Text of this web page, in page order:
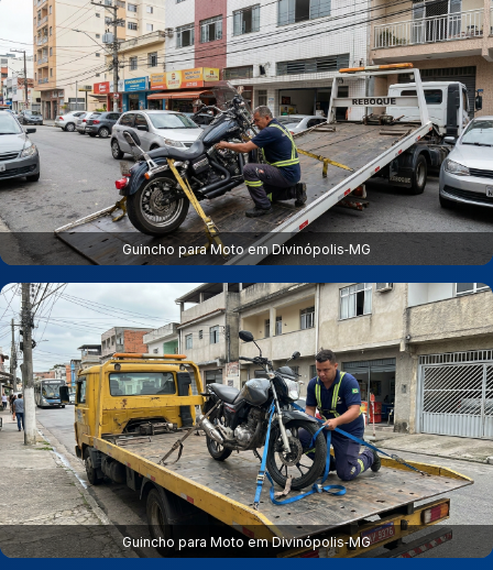
Guincho para Moto em Divinópolis‑MG
Guincho para Moto em Divinópolis‑MG